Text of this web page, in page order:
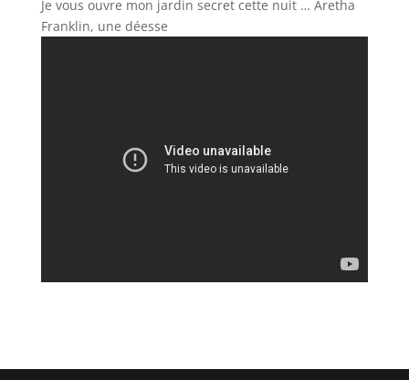
Je vous ouvre mon jardin secret cette nuit … Aretha
Franklin, une déesse